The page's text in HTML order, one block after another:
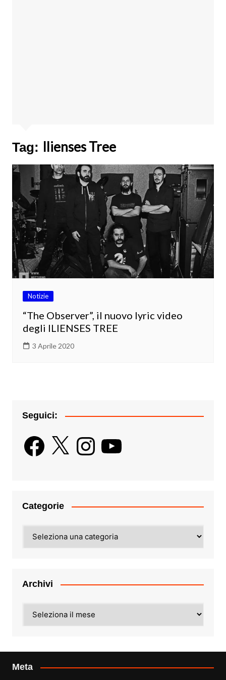
Tag: Ilienses Tree
Notizie
“The Observer”, il nuovo lyric video
degli ILIENSES TREE
3 Aprile 2020
Seguici:
Facebook
X InstagramYouTube
Categorie
Archivi
Meta